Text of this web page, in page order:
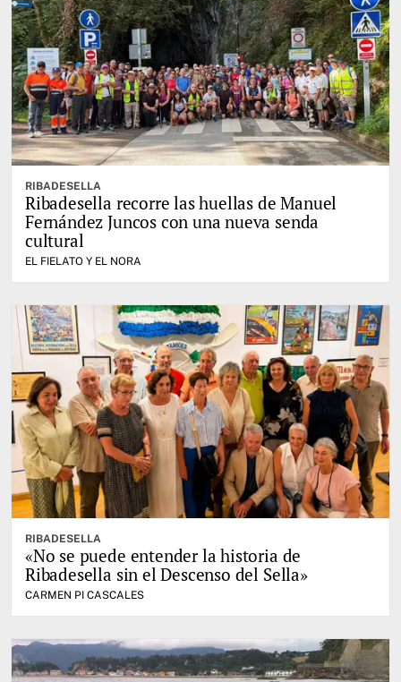
RIBADESELLA
Ribadesella recorre las huellas de Manuel
Fernández Juncos con una nueva senda
cultural
EL FIELATO Y EL NORA
RIBADESELLA
«No se puede entender la historia de
Ribadesella sin el Descenso del Sella»
CARMEN PI CASCALES